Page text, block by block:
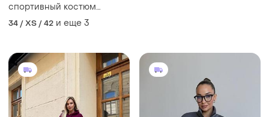
спортивный костюм
трехнитка на флисе
свитшот с надписью на
джоггеры
34 / XS / 42 и еще 3